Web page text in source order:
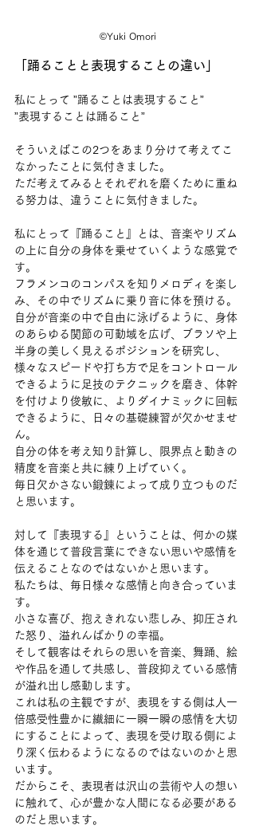
©Yuki Omori
「踊ることと表現することの違い」
私にとって ”踊ることは表現すること”
”表現することは踊ること”
そういえばこの2つをあまり分けて考えてこ
なかったことに気付きました。
ただ考えてみるとそれぞれを磨くために重ね
る努力は、違うことに気付きました。
私にとって『踊ること』とは、音楽やリズム
の上に自分の身体を乗せていくような感覚で
す。
フラメンコのコンパスを知りメロディを楽し
み、その中でリズムに乗り音に体を預ける。
自分が音楽の中で自由に泳げるように、身体
のあらゆる関節の可動域を広げ、ブラソや上
半身の美しく見えるポジションを研究し、
様々なスピードや打ち方で足をコントロール
できるように足技のテクニックを磨き、体幹
を付けより俊敏に、よりダイナミックに回転
できるように、日々の基礎練習が欠かせませ
ん。
自分の体を考え知り計算し、限界点と動きの
精度を音楽と共に練り上げていく。
毎日欠かさない鍛錬によって成り立つものだ
と思います。
対して『表現する』ということは、何かの媒
体を通じて普段言葉にできない思いや感情を
伝えることなのではないかと思います。
私たちは、毎日様々な感情と向き合っていま
す。
小さな喜び、抱えきれない悲しみ、抑圧され
た怒り、溢れんばかりの幸福。
そして観客はそれらの思いを音楽、舞踊、絵
や作品を通して共感し、普段抑えている感情
が溢れ出し感動します。
これは私の主観ですが、表現をする側は人一
倍感受性豊かに繊細に一瞬一瞬の感情を大切
にすることによって、表現を受け取る側によ
り深く伝わるようになるのではないのかと思
います。
だからこそ、表現者は沢山の芸術や人の想い
に触れて、心が豊かな人間になる必要がある
のだと思います。